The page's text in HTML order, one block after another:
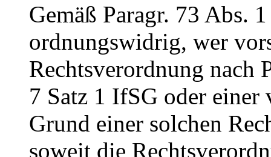
Gemäß Paragr. 73 Abs.
ordnungswidrig, wer
Rechtsverordnung nach
7 Satz 1 IfSG oder
Grund einer solchen
soweit die